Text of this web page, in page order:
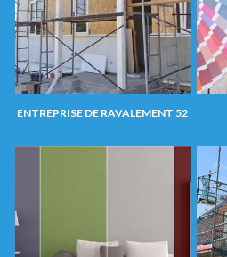
ENTREPRISE DE RAVALEMENT 52